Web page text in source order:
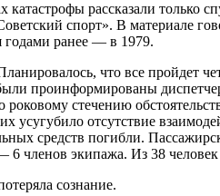
рассказали только
спорт». В материале
годами ранее — в 1979.
что все пройдет
проинформированы
стечению
усугубило отсутствие
средств погибли.
6 членов экипажа. Из 38
сознание.